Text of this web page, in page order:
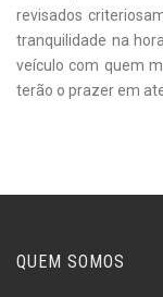
revisados
tranquilidade na
veículo com quem
terão o prazer em
QUEM SOMOS